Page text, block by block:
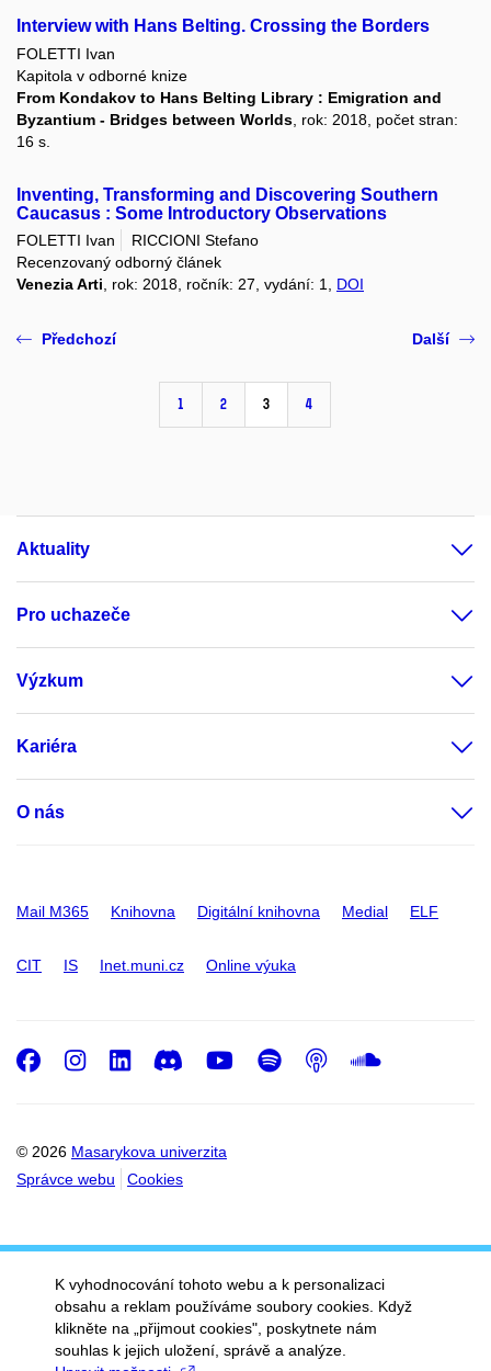
Interview with Hans Belting. Crossing the Borders
FOLETTI Ivan
Kapitola v odborné knize
From Kondakov to Hans Belting Library : Emigration and
Byzantium - Bridges between Worlds , rok: 2018, počet stran:
16 s.
Inventing, Transforming and Discovering Southern
Caucasus : Some Introductory Observations
FOLETTI Ivan
RICCIONI Stefano
Recenzovaný odborný článek
Venezia Arti , rok: 2018, ročník: 27, vydání: 1, DOI
Předchozí
1 2 3 4
Další
Aktuality
Pro uchazeče
Výzkum
Kariéra
O nás
Mail M365 Knihovna Digitální knihovna Medial ELF
CIT IS Inet.muni.cz Online výuka
© 2026 Masarykova univerzita
Správce webu
Cookies
Facebook
Instagram
LinkedIn
DiscordYoutube
Spotify
Podcast
K vyhodnocování tohoto webu a k personalizaci
obsahu a reklam používáme soubory cookies. Když
klikněte na „přijmout cookies", poskytnete nám
souhlas k jejich uložení, správě a analýze.